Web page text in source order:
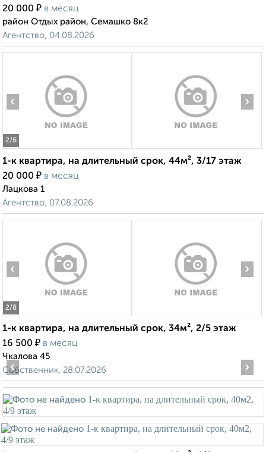
20 000 ₽ в месяц
район Отдых район, Семашко 8к2
Агентство, 04.08.2026
2/6
‹ ›
1-к квартира, на длительный срок, 44м², 3/17 этаж
20 000 ₽ в месяц
Лацкова 1
Агентство, 07.08.2026
2/8
‹ ›
1-к квартира, на длительный срок, 34м², 2/5 этаж
16 500 ₽ в месяц
Чкалова 45
Собственник, 28.07.2026
‹ ›